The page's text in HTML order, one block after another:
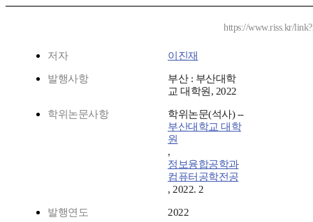
https://www.riss.kr/
저자 이진재
발행사항
부산 : 부산대학
교 대학원, 2022
학위논문사항
학위논문(석사) --
부산대학교 대학
원
,
정보융합공학과
컴퓨터공학전공
, 2022. 2
발행연도 2022